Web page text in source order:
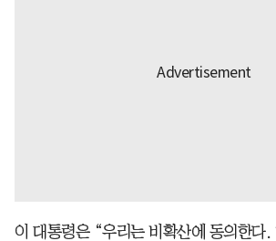
이 대통령은 “우리는 비확산에 동의한다.